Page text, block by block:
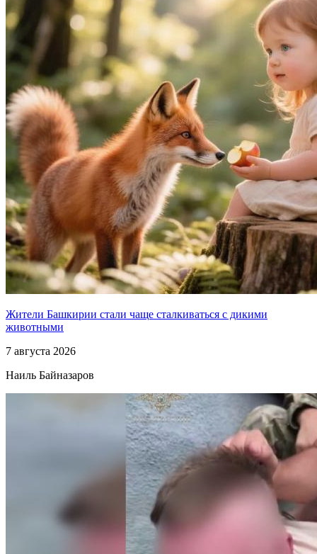
Жители Башкирии стали чаще сталкиваться с дикими
животными
7 августа 2026
Наиль Байназаров